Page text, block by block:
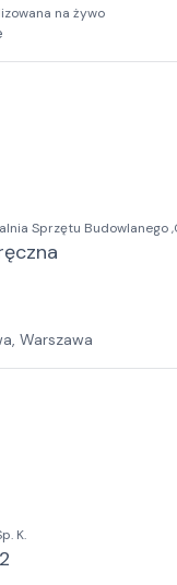
na żywo
Sprzętu Budowlanego
Warszawa
K.